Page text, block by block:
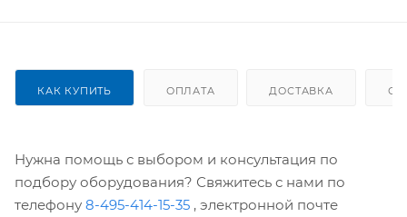
КАК КУПИТЬ ОПЛАТА ДОСТАВКА
Нужна помощь с выбором и консультация по
подбору оборудования? Свяжитесь с нами по
телефону 8-495-414-15-35 , электронной почте